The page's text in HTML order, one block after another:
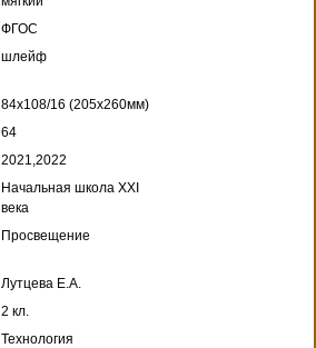
ФГОС
шлейф
84x108/16 (205x260мм)
64
2021,2022
Начальная школа XXI
века
Просвещение
Лутцева Е.А.
2 кл.
Технология